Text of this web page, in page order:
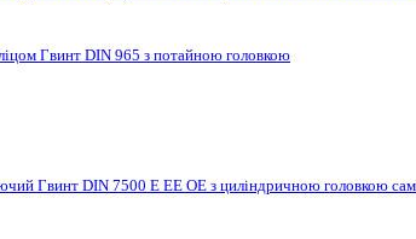
Гвинт DIN 965 з потайною головкою
Гвинт DIN 7500 E EE OE з циліндричною головкою